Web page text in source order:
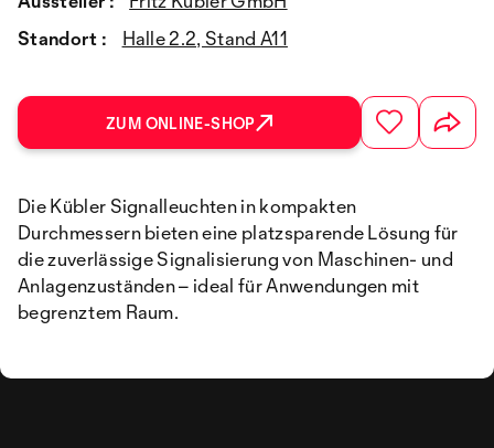
Standort :
Halle 2.2, Stand A11
ZUM ONLINE-SHOP
Die Kübler Signalleuchten in kompakten
Durchmessern bieten eine platzsparende Lösung für
die zuverlässige Signalisierung von Maschinen- und
Anlagenzuständen – ideal für Anwendungen mit
begrenztem Raum.